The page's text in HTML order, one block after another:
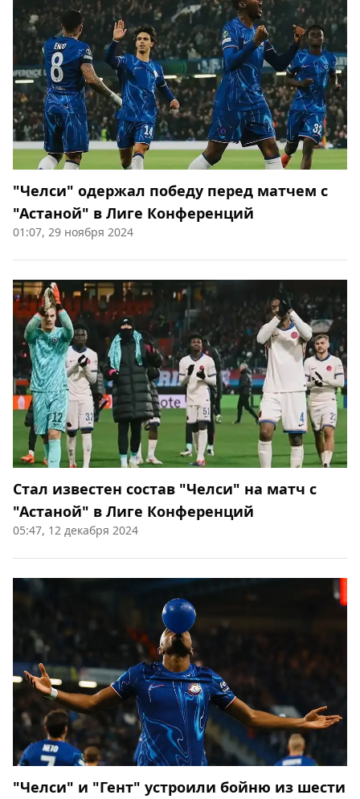
"Челси" одержал победу перед матчем с
"Астаной" в Лиге Конференций
01:07, 29 ноября 2024
Стал известен состав "Челси" на матч с
"Астаной" в Лиге Конференций
05:47, 12 декабря 2024
"Челси" и "Гент" устроили бойню из шести